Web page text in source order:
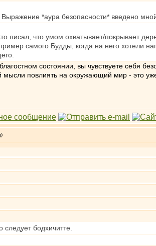
*аура безопасности* введено
писал, что умом охватывает/покрывает
самого Будды, когда на него хотели
состоянии, вы чувствуете себя
повлиять на окружающий мир - это
бодхичитте.